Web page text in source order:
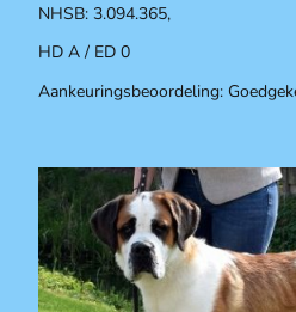
NHSB: 3.094.365,
HD A / ED 0
Aankeuringsbeoordeling: